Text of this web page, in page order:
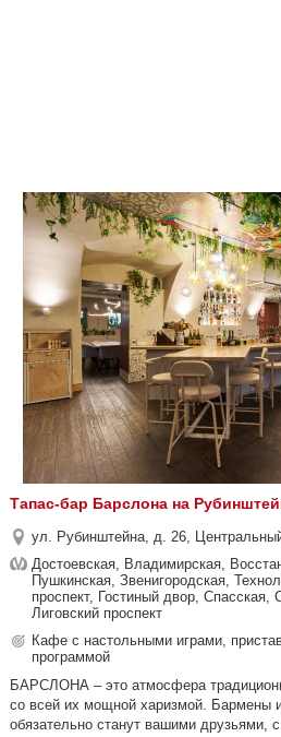
Тапас-бар Барслона на
ул. Рубинштейна, д. 26,
Достоевская, Владимирская,
Пушкинская, Звенигородская,
проспект, Гостиный двор,
Лиговский проспект
Кафе с настольными играми,
программой
БАРСЛОНА – это атмосфера
со всей их мощной харизмой. Бармены
обязательно станут вашими друзьями,